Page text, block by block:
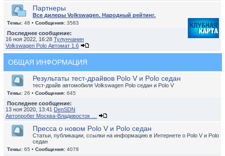
Партнеры
Все дилеры Volkswagen. Народный рейтинг.
Темы: 48 • Сообщения: 3583
Последнее сообщение:
16 ноя 2022, 16:28 Тулунчанин
Volkswagen Polo Автомат 1.6
ОБЩАЯ ИНФОРМАЦИЯ
Результаты тест-драйвов Polo V и Polo седан
тест-драйв автомобиля Volkswagen Polo седан и Polo V
Темы: 26 • Сообщения: 645
Последнее сообщение:
13 ноя 2020, 13:41 DenSDN
Автопробег Москва-Владивосток …
Пресса о новом Polo V и Polo седан
Статьи, публикации, ссылки на информацию в Интернете о Polo V и Polo
седан
Темы: 65 • Сообщения: 4078